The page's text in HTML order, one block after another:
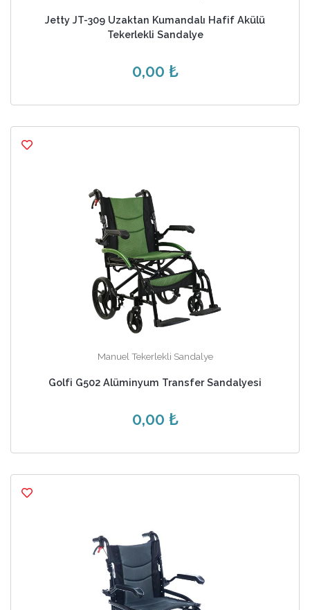
Jetty JT-309 Uzaktan Kumandalı Hafif Akülü
Tekerlekli Sandalye
0,00 ₺
Manuel Tekerlekli Sandalye
Golfi G502 Alüminyum Transfer Sandalyesi
0,00 ₺